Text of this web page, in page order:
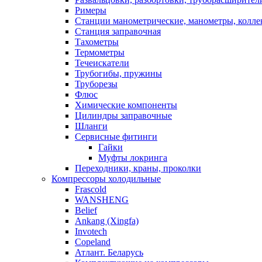
Римеры
Станции манометрические, манометры,
Станция заправочная
Тахометры
Термометры
Течеискатели
Трубогибы, пружины
Труборезы
Флюс
Химические компоненты
Цилиндры заправочные
Шланги
Сервисные фитинги
Гайки
Муфты локринга
Переходники, краны, проколки
Компрессоры холодильные
Frascold
WANSHENG
Belief
Ankang (Xingfa)
Invotech
Copeland
Атлант. Беларусь